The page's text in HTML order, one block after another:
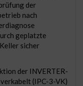
der
nach
geplatzte
sicher
der INVERTER-
(IPC-3-VK)